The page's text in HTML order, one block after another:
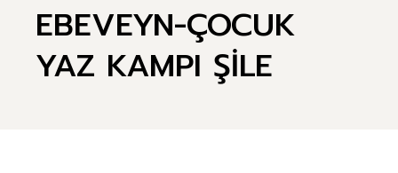
EBEVEYN-ÇOCUK
YAZ KAMPI ŞİLE